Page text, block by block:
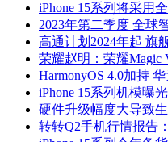
iPhone 15系列将采用
2023年第二季度 全球
高通计划2024年起 旗
荣耀赵明：荣耀Magic
HarmonyOS 4.0加持
iPhone 15系列机模曝
硬件升级幅度大导致
转转Q2手机行情报告